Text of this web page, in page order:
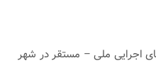
کشوری، در واحدهای ستادی – دستگاه‌های اجرایی ملی – مستقر در شهر